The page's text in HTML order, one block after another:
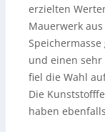
erzielten
Mauerwerk
und einen sehr
fiel die Wahl
Die
haben